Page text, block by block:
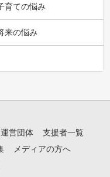
育ての悩み
来の悩み
運営団体
支援者一覧
メディアの方へ